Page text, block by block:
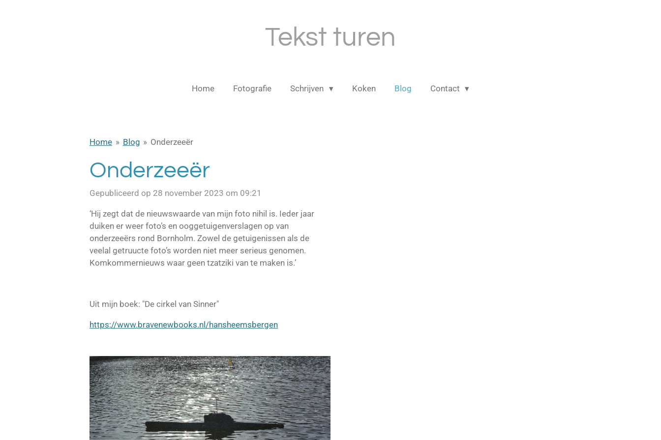
Tekst turen
Home Fotografie Schrijven Koken Blog Contact
Home » Blog » Onderzeeër
Onderzeeër
Gepubliceerd op 28 november 2023 om 09:21
‘Hij zegt dat de nieuwswaarde van mijn foto nihil is. Ieder jaar
duiken er weer foto’s en ooggetuigenverslagen op van
onderzeeërs rond Bornholm. Zowel de getuigenissen als de
veelal getruucte foto’s worden niet meer serieus genomen.
Komkommernieuws waar geen tzatziki van te maken is.’
Uit mijn boek: "De cirkel van Sinner"
https://www.bravenewbooks.nl/hansheemsbergen